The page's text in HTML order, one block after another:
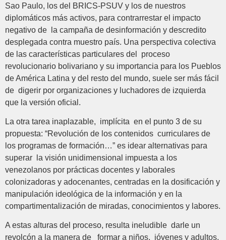
Sao Paulo, los del BRICS-PSUV y los de nuestros
diplomáticos más activos, para contrarrestar el impacto
negativo de la campaña de desinformación y descredito
desplegada contra muestro país. Una perspectiva colectiva
de las características particulares del proceso
revolucionario bolivariano y su importancia para los Pueblos
de América Latina y del resto del mundo, suele ser más fácil
de digerir por organizaciones y luchadores de izquierda
que la versión oficial.
La otra tarea inaplazable, implícita en el punto 3 de su
propuesta: “Revolución de los contenidos curriculares de
los programas de formación…” es idear alternativas para
superar la visión unidimensional impuesta a los
venezolanos por prácticas docentes y laborales
colonizadoras y adocenantes, centradas en la dosificación y
manipulación ideológica de la información y en la
compartimentalización de miradas, conocimientos y labores.
A estas alturas del proceso, resulta ineludible darle un
revolcón a la manera de formar a niños, jóvenes y adultos,